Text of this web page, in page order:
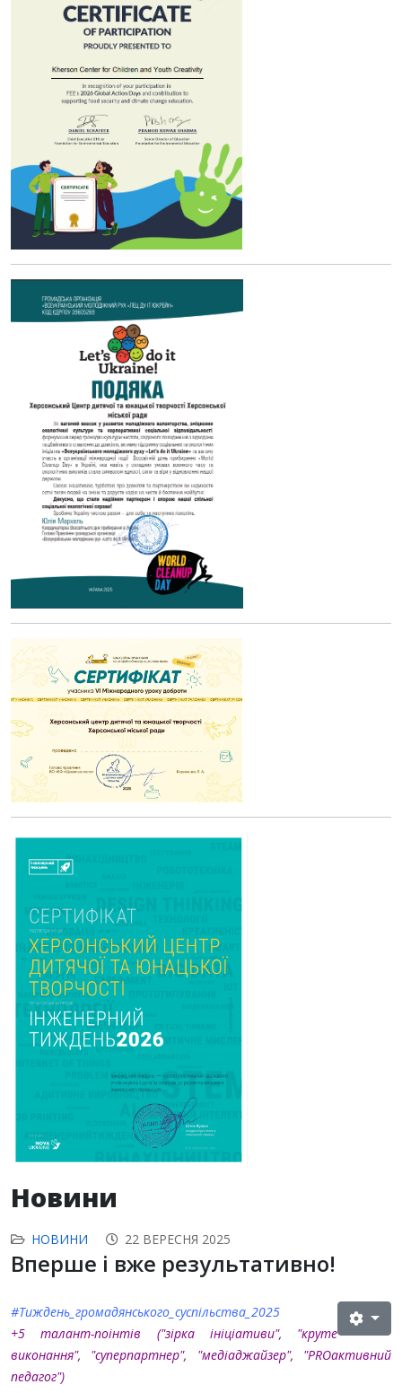
Новини
НОВИНИ 22 ВЕРЕСНЯ 2025
Вперше і вже результативно!
#Тиждень_громадянського_суспільства_2025
+5 талант-поінтів ("зірка ініціативи", "круте
виконання", "суперпартнер", "медіаджайзер", "PROактивний
педагог")